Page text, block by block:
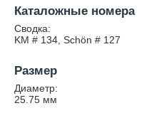
Каталожные номера
Сводка:
KM # 134, Schön # 127
Размер
Диаметр:
25.75 мм